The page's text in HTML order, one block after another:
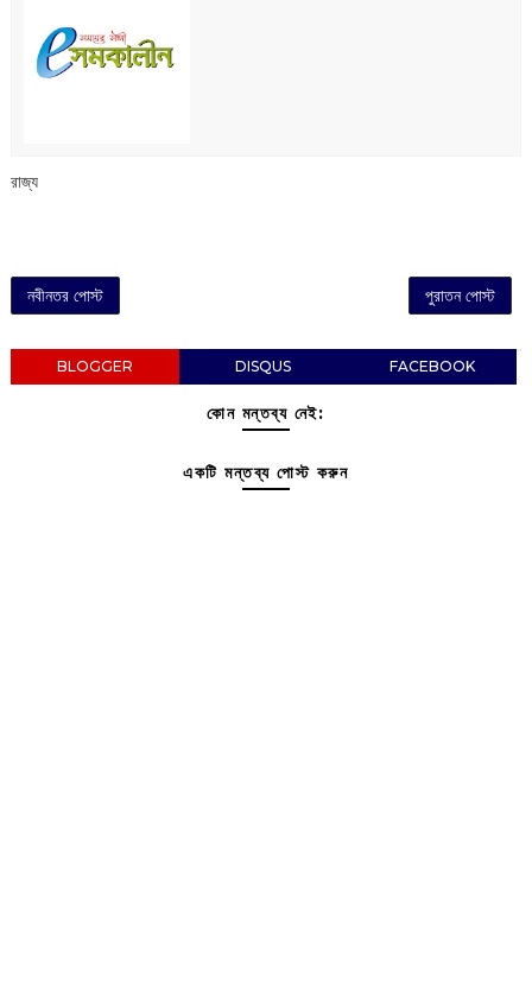
রাজ্য
নবীনতর পোস্ট পুরাতন পোস্ট
BLOGGER DISQUS FACEBOOK
কোন মন্তব্য নেই:
একটি মন্তব্য পোস্ট করুন